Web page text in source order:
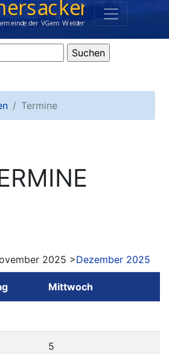
Termine
2025 >Dezember 2025
Mittwoch
5